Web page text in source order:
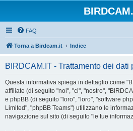
FAQ
Torna a Birdcam.it Indice
BIRDCAM.IT - Trattamento dei dati
Questa informativa spiega in dettaglio come
affiliate (di seguito "noi", "ci", "nostro",
e phpBB (di seguito "loro", "loro", "software
Limited", "phpBB Teams") utilizzano le
navigazione sul sito (di seguito "le tue